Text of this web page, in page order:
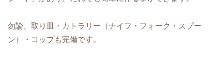
勿論、取り皿・カトラリー（ナイフ・フォーク・スプー
ン）・コップも完備です。